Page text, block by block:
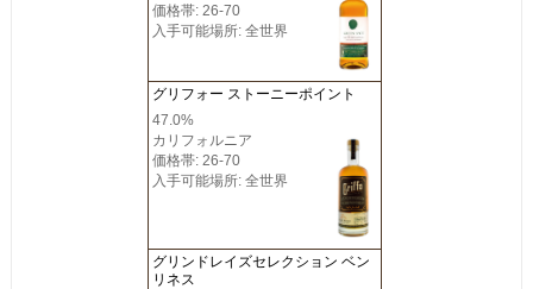
価格帯: 26-70
入手可能場所: 全世界
グリフォー ストーニーポイント
47.0%
カリフォルニア
価格帯: 26-70
入手可能場所: 全世界
グリンドレイズセレクション ベン
リネス